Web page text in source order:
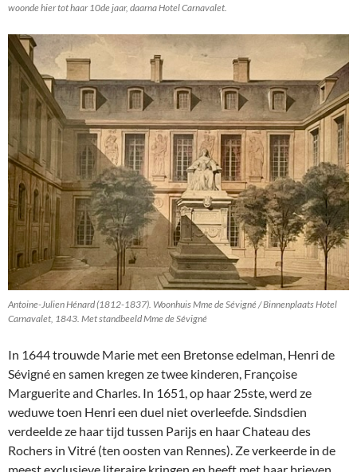
woonde hier tot haar 10de jaar, daarna Hotel Carnavalet.
Antoine-Julien Hénard (1812-1837). Woonhuis Mme de Sévigné / Binnenplaats Hotel
Carnavalet, 1843. Met standbeeld Mme de Sévigné
In 1644 trouwde Marie met een Bretonse edelman, Henri de
Sévigné en samen kregen ze twee kinderen, Françoise
Marguerite and Charles. In 1651, op haar 25ste, werd ze
weduwe toen Henri een duel niet overleefde. Sindsdien
verdeelde ze haar tijd tussen Parijs en haar Chateau des
Rochers in Vitré (ten oosten van Rennes). Ze verkeerde in de